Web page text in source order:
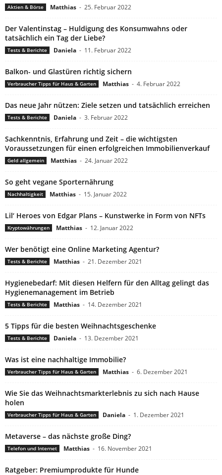
Aktien & Börse Matthias - 25. Februar 2022
Der Valentinstag – Huldigung des Konsumwahns oder
tatsächlich ein Tag der Liebe?
Tests & Berichte Daniela - 11. Februar 2022
Balkon- und Glastüren richtig sichern
Verbraucher Tipps für Haus & Garten Matthias - 4. Februar 2022
Das neue Jahr nützen: Ziele setzen und tatsächlich erreichen
Tests & Berichte Daniela - 3. Februar 2022
Sachkenntnis, Erfahrung und Zeit – die wichtigsten
Voraussetzungen für einen erfolgreichen Immobilienverkauf
Geld allgemein Matthias - 24. Januar 2022
So geht vegane Sporternährung
Nachhaltigkeit Matthias - 15. Januar 2022
Lil‘ Heroes von Edgar Plans – Kunstwerke in Form von NFTs
Kryptowährungen Matthias - 12. Januar 2022
Wer benötigt eine Online Marketing Agentur?
Tests & Berichte Matthias - 21. Dezember 2021
Hygienebedarf: Mit diesen Helfern für den Alltag gelingt das
Hygienemanagement im Betrieb
Tests & Berichte Matthias - 14. Dezember 2021
5 Tipps für die besten Weihnachtsgeschenke
Tests & Berichte Daniela - 13. Dezember 2021
Was ist eine nachhaltige Immobilie?
Verbraucher Tipps für Haus & Garten Matthias - 6. Dezember 2021
Wie Sie das Weihnachtsmarkterlebnis zu sich nach Hause
holen
Verbraucher Tipps für Haus & Garten Daniela - 1. Dezember 2021
Metaverse – das nächste große Ding?
Telefon und Internet Matthias - 16. November 2021
Ratgeber: Premiumprodukte für Hunde